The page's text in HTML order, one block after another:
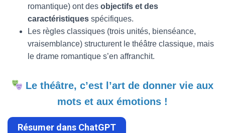
romantique) ont des objectifs et des
caractéristiques spécifiques.
Les règles classiques (trois unités, bienséance,
vraisemblance) structurent le théâtre classique, mais
le drame romantique s’en affranchit.
Le théâtre, c’est l’art de donner vie aux
mots et aux émotions !
Résumer dans ChatGPT